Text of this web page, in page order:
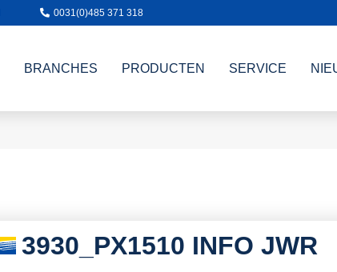
0031(0)485 371 318
BRANCHES PRODUCTEN SERVICE
3930_PX1510 INFO JWR